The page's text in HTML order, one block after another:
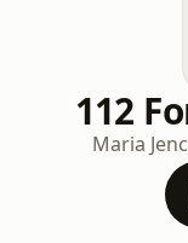
112
Maria